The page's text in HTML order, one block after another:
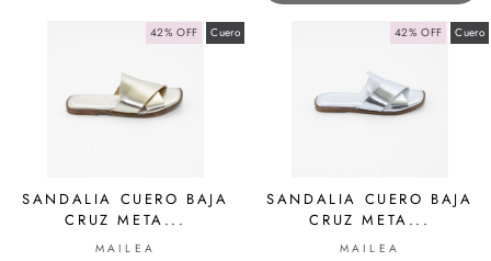
42% OFF Cuero
SANDALIA CUERO BAJA
CRUZ META...
MAILEA
42% OFF Cuero
SANDALIA CUERO BAJA
CRUZ META...
MAILEA